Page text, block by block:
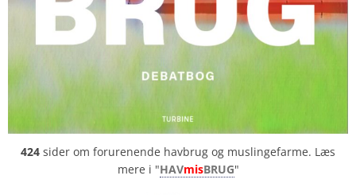
424 sider om forurenende havbrug og muslingefarme. Læs
mere i "HAVmisBRUG"